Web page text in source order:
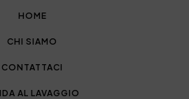
HOME
CHI SIAMO
CONTATTACI
AL LAVAGGIO